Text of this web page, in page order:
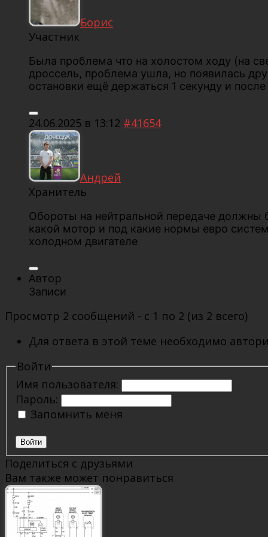
Борис
Участник
Была проблема что на холостом ходу (на
дроссель, проблема ушла, но появилась
остановки ещё держаться 1 секунду и
24.06.2025 в 13:12 #41654
Андрей
Хранитель
Обороты на нейтральной передаче должны
какой мотор и под какие нормы евро
холодном двигателе
Автор
Записи
Просмотр 2 сообщений - с 1 по 2 (из 2 всего)
Для ответа в этой теме необходимо
Войти
Имя пользователя:
Пароль:
Запомнить меня
Войти
Поделиться с друзьями
Вам также может понравиться